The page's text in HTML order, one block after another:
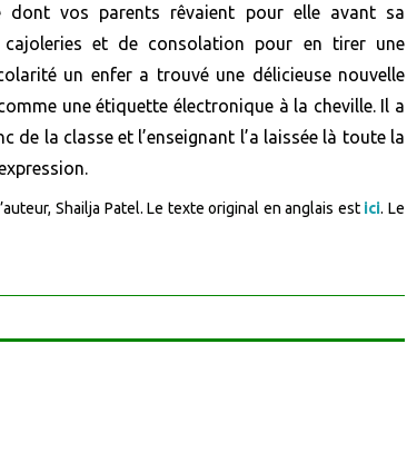
d ontvos parents rêvaient pour elle avant sa
et de consolation pour en tirer une
un enfer a trouvé une délicieuse nouvelle
une étiquette électronique à la cheville. Il a
de la classe et l’enseignant l’a laissée là toute la
Shailja Patel. Le texte original en anglais est ici. Le